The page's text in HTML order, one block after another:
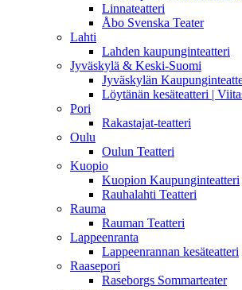
Linnateatteri
Åbo Svenska Teater
Lahti
Lahden kaupunginteatteri
Jyväskylä & Keski-Suomi
Jyväskylän
Löytänän kesäteatteri |
Pori
Rakastajat-teatteri
Oulu
Oulun Teatteri
Kuopio
Kuopion Kaupunginteatteri
Rauhalahti Teatteri
Rauma
Rauman Teatteri
Lappeenranta
Lappeenrannan kesäteatteri
Raasepori
Raseborgs Sommarteater